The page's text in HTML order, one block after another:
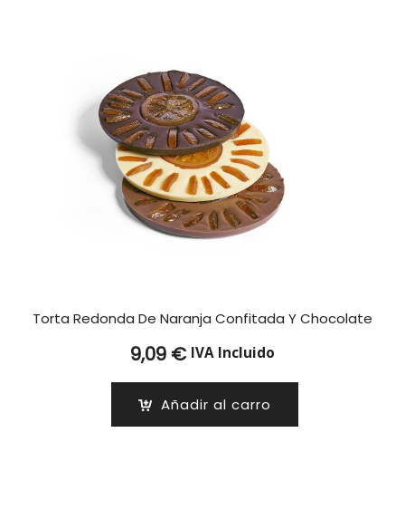
Torta Redonda De Naranja Confitada Y Chocolate
9,09 € IVA Incluido
Añadir al carro